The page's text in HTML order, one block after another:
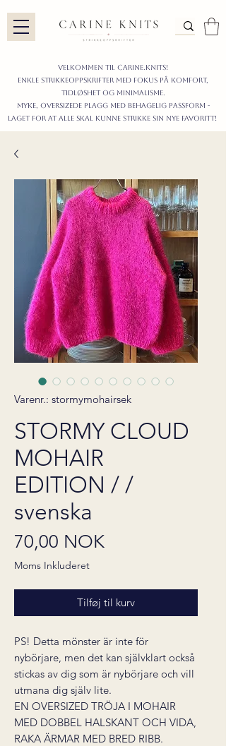
Velkommen til carine.knits!
enkle STRIKKEoppskrifter MED FOKUS PÅ KOMFORT,
TIDLØShet OG MINIMALISme.
myke, oversizede plagg med behagelig passform -
LAGET FOR AT ALLE skal KUNNE strikke sIN nyE favoritt!
Varenr.: stormymohairsek
STORMY CLOUD
MOHAIR
EDITION / /
svenska
70,00 NOKPris
Moms Inkluderet
Tilføj til kurv
PS! Detta mönster är inte för
nybörjare, men det kan självklart också
stickas av dig som är nybörjare och vill
utmana dig själv lite.
EN OVERSIZED TRÖJA I MOHAIR
MED DOBBEL HALSKANT OCH VIDA,
RAKA ÄRMAR MED BRED RIBB.